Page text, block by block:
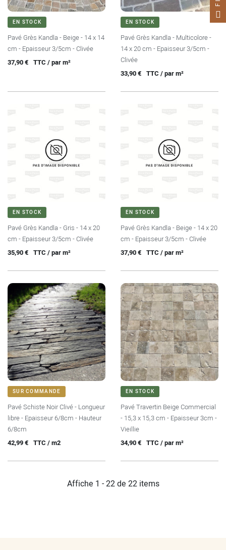
EN STOCK
Pavé Grès Kandla - Beige - 14 x 14
cm - Epaisseur 3/5cm - Clivée
Prix
37,90 € TTC / par m²
EN STOCK
Pavé Grès Kandla - Multicolore -
14 x 20 cm - Epaisseur 3/5cm -
Clivée
Prix
33,90 € TTC / par m²
EN STOCK
Pavé Grès Kandla - Gris - 14 x 20
cm - Epaisseur 3/5cm - Clivée
Prix
35,90 € TTC / par m²
EN STOCK
Pavé Grès Kandla - Beige - 14 x 20
cm - Epaisseur 3/5cm - Clivée
Prix
37,90 € TTC / par m²
SUR COMMANDE
Pavé Schiste Noir Clivé - Longueur
libre - Epaisseur 6/8cm - Hauteur
6/8cm
Prix
42,99 € TTC / m2
EN STOCK
Pavé Travertin Beige Commercial
- 15,3 x 15,3 cm - Epaisseur 3cm -
Vieillie
Prix
34,90 € TTC / par m²
Affiche 1 - 22 de 22 items